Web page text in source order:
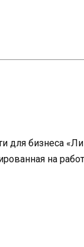
для бизнеса
на